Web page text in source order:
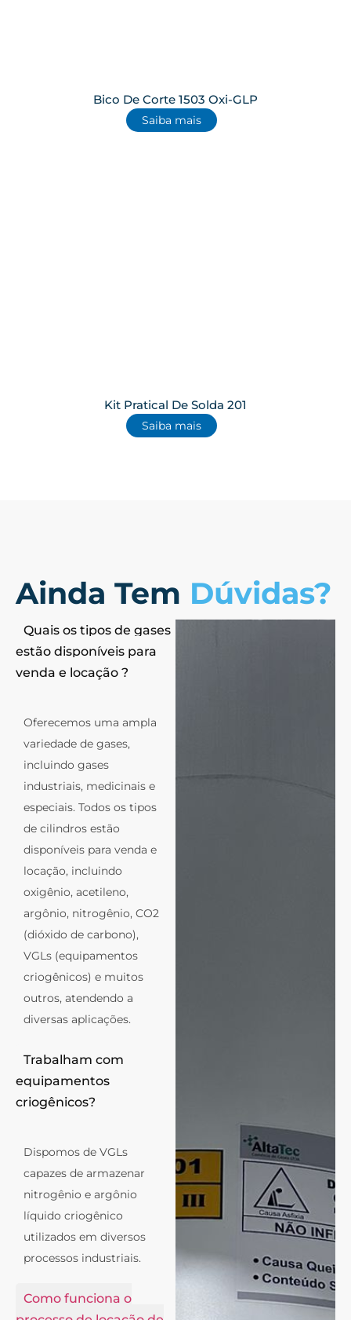
Bico De Corte 1503 Oxi-GLP
Saiba mais
Kit Pratical De Solda 201
Saiba mais
Ainda Tem Dúvidas?
Quais os tipos de gases
estão disponíveis para
venda e locação ?
Oferecemos uma ampla
variedade de gases,
incluindo gases
industriais, medicinais e
especiais. Todos os tipos
de cilindros estão
disponíveis para venda e
locação, incluindo
oxigênio, acetileno,
argônio, nitrogênio, CO2
(dióxido de carbono),
VGLs (equipamentos
criogênicos) e muitos
outros, atendendo a
diversas aplicações.
Trabalham com
equipamentos
criogênicos?
Dispomos de VGLs
capazes de armazenar
nitrogênio e argônio
líquido criogênico
utilizados em diversos
processos industriais.
Como funciona o